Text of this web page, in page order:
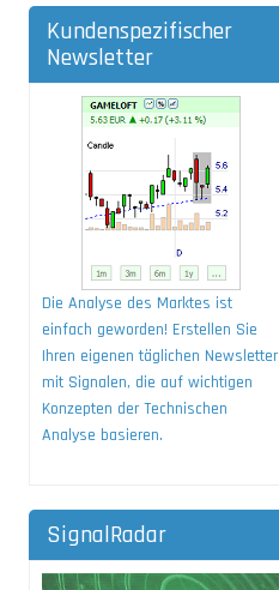
Kundenspezifischer
Newsletter
Die Analyse des Marktes ist
einfach geworden! Erstellen Sie
Ihren eigenen täglichen Newsletter
mit Signalen, die auf wichtigen
Konzepten der Technischen
Analyse basieren.
SignalRadar